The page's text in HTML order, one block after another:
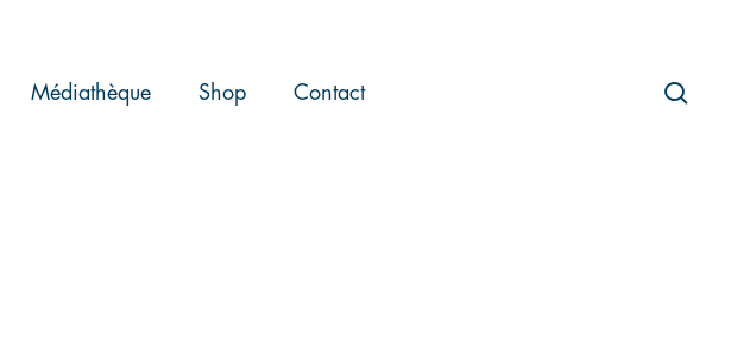
Médiathèque Shop Contact